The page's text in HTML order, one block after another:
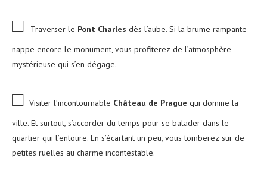
□ Traverser le Pont Charles dès l’aube. Si la brume rampante
nappe encore le monument, vous profiterez de l’atmosphère
mystérieuse qui s’en dégage.
□ Visiter l’incontournable Château de Prague qui domine la
ville. Et surtout, s’accorder du temps pour se balader dans le
quartier qui l’entoure. En s’écartant un peu, vous tomberez sur de
petites ruelles au charme incontestable.